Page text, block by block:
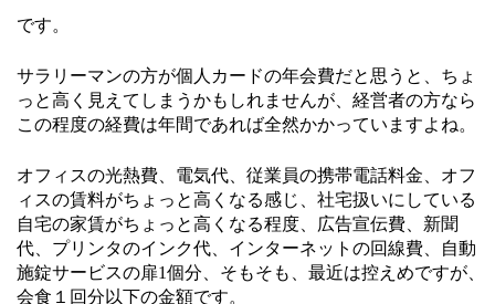
です。
サラリーマンの方が個人カードの年会費だと思うと、ちょ
っと高く見えてしまうかもしれませんが、経営者の方なら
この程度の経費は年間であれば全然かかっていますよね。
オフィスの光熱費、電気代、従業員の携帯電話料金、オフ
ィスの賃料がちょっと高くなる感じ、社宅扱いにしている
自宅の家賃がちょっと高くなる程度、広告宣伝費、新聞
代、プリンタのインク代、インターネットの回線費、自動
施錠サービスの扉1個分、そもそも、最近は控えめですが、
会食１回分以下の金額です。